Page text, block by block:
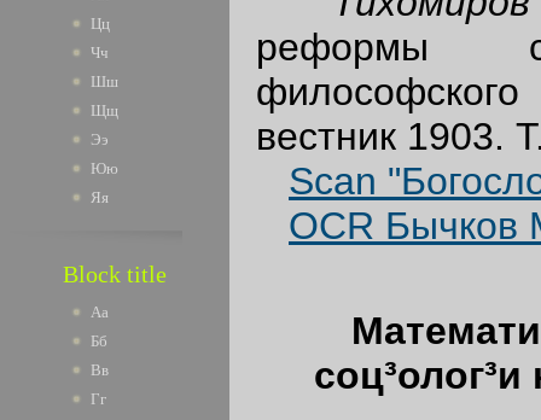
Цц
Чч
Шш
Щщ
Ээ
Юю
Яя
Block title
Аа
Бб
Вв
Гг
реформы
вестник 1903.
Scan
OCR Бычков